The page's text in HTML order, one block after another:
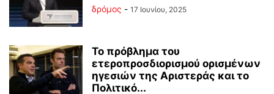
δρόμος - 17 Ιουνίου, 2025
Το πρόβλημα του
ετεροπροσδιορισμού ορισμένων
ηγεσιών της Αριστεράς και το
Πολιτικό...